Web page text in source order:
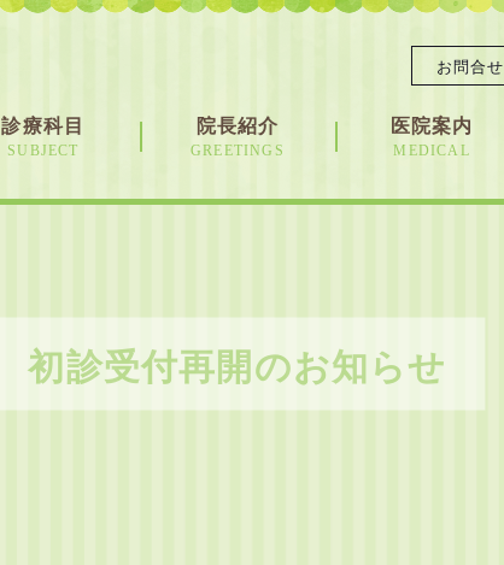
お問合せ
診療科目
SUBJECT
院長紹介
GREETINGS
医院案内
MEDICAL
初診受付再開のお知らせ